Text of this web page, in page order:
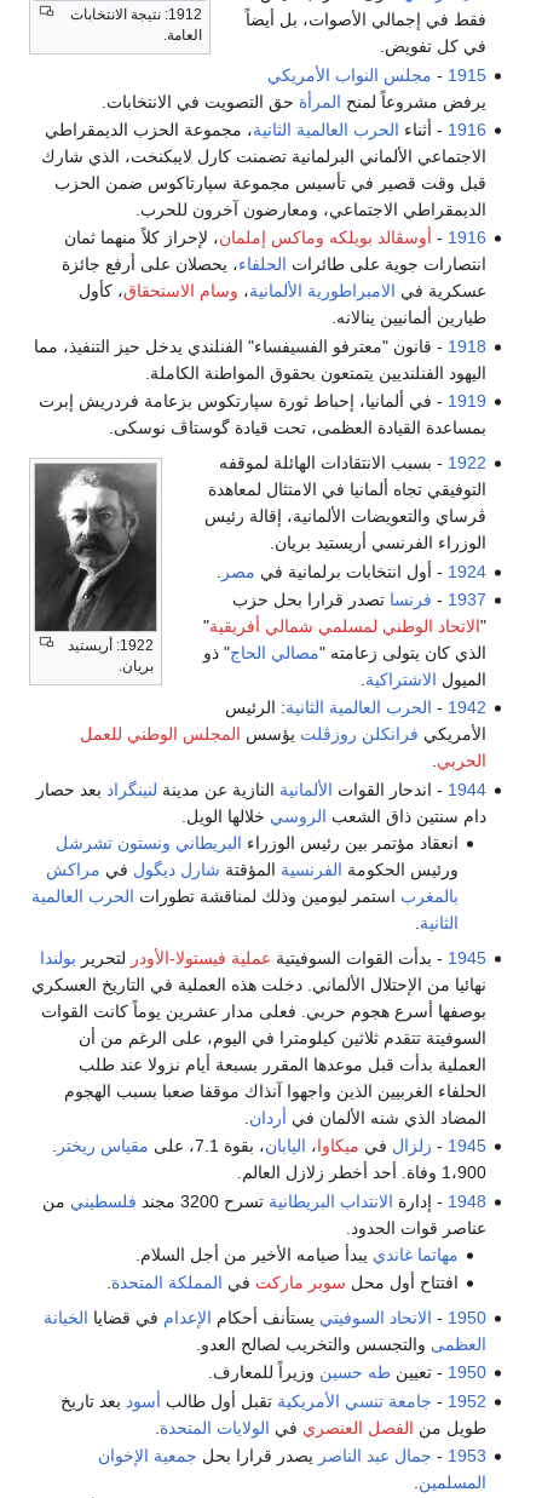
1912: نتيجة الانتخابات
العامة.
فقط في إجمالي الأصوات، بل أيضاً
في كل تفويض.
1915
- مجلس النواب الأمريكي
يرفض مشروعاً لمنح المرأة حق التصويت في الانتخابات.
1916 - أثناء الحرب العالمية الثانية، مجموعة الحزب الديمقراطي
الاجتماعي الألماني البرلمانية تضمنت كارل لايبكنخت، الذي شارك
قبل وقت قصير في تأسيس مجموعة سپارتاكوس ضمن الحزب
الديمقراطي الاجتماعي، ومعارضون آخرون للحرب.
1916
- أوسڤالد بويلكه وماكس إملمان، لإحراز كلاً منهما ثمان
انتصارات جوية على طائرات الحلفاء، يحصلان على أرفع جائزة
عسكرية في الامبراطورية الألمانية، وسام الاستحقاق، كأول
طيارين ألمانيين ينالانه.
1918 - قانون "معترفو الفسيفساء" الفنلندي يدخل حيز التنفيذ، مما
اليهود الفنلنديين يتمتعون بحقوق المواطنة الكاملة.
1919 - في ألمانيا، إحباط ثورة سپارتكوس بزعامة فردريش إبرت
بمساعدة القيادة العظمى، تحت قيادة گوستاڤ نوسكى.
1922: أريستيد
بريان.
1922 - بسبب الانتقادات الهائلة لموقفه
التوفيقي تجاه ألمانيا في الامتثال لمعاهدة
ڤرساي والتعويضات الألمانية، إقالة رئيس
الوزراء الفرنسي أريستيد بريان.
1924 - أول انتخابات برلمانية في مصر
1937
- فرنسا تصدر قرارا بحل حزب
"الاتحاد الوطني لمسلمي شمالي أفريقية"
الذي كان يتولى زعامته "مصالي الحاج" ذو
الميول الاشتراكية
1942
- الحرب العالمية الثانية: الرئيس
الأمريكي فرانكلن روزڤلت يؤسس المجلس الوطني للعمل
الحربي.
1944 - اندحار القوات الألمانية النازية عن مدينة لنينگراد بعد حصار
دام سنتين ذاق الشعب الروسي خلالها الويل.
انعقاد مؤتمر بين رئيس الوزراء البريطاني ونستون تشرشل
ورئيس الحكومة الفرنسية المؤقتة شارل ديگول في مراكش
بالمغرب استمر ليومين وذلك لمناقشة تطورات الحرب العالمية
الثانية
1945 - بدأت القوات السوفيتية عملية فيستولا-الأودر لتحرير بولندا
نهائيا من الإحتلال الألماني. دخلت هذه العملية في التاريخ العسكري
بوصفها أسرع هجوم حربي. فعلى مدار عشرين يوماً كانت القوات
السوفيتة تتقدم ثلاثين كيلومترا في اليوم، على الرغم من أن
العملية بدأت قبل موعدها المقرر بسبعة أيام نزولا عند طلب
الحلفاء الغربيين الذين واجهوا آنذاك موقفا صعبا بسبب الهجوم
المضاد الذي شنه الألمان في أردان
1945
- زلزال في ميكاوا، اليابان، بقوة 7.1، على مقياس ريختر
1،900 وفاة. أحد أخطر زلازل العالم.
1948 - إدارة الانتداب البريطانية تسرح 3200 مجند فلسطيني من
عناصر قوات الحدود.
مهاتما غاندي يبدأ صيامه الأخير من أجل السلام.
افتتاح أول محل سوبر ماركت في المملكة المتحدة
1950
- الاتحاد السوفيتي يستأنف أحكام الإعدام في قضايا الخيانة
العظمى والتجسس والتخريب لصالح العدو.
1950 - تعيينطه حسين وزيراً للمعارف.
1952
- جامعة تنسي الأمريكية تقبل أول طالب أسود بعد تاريخ
طويل من الفصل العنصري في الولايات المتحدة
1953
- جمال عبد الناصر يصدر قرارا بحل جمعية الإخوان
المسلمين